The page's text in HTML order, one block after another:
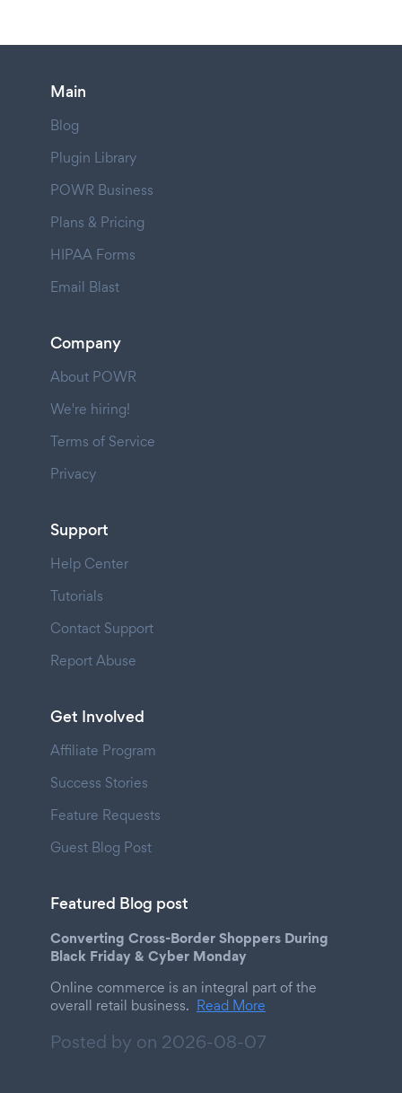
Main
Blog
Plugin Library
POWR Business
Plans & Pricing
HIPAA Forms
Email Blast
Company
About POWR
We're hiring!
Terms of Service
Privacy
Support
Help Center
Tutorials
Contact Support
Report Abuse
Get Involved
Affiliate Program
Success Stories
Feature Requests
Guest Blog Post
Featured Blog post
Converting Cross-Border Shoppers During
Black Friday & Cyber Monday
Online commerce is an integral part of the
overall retail business. Read More
Posted by on 2026-08-07